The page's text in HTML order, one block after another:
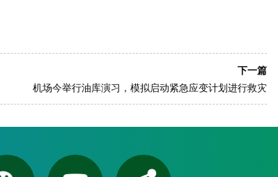
下一篇
机场今举行油库演习，模拟启动紧急应变计划进行救灾